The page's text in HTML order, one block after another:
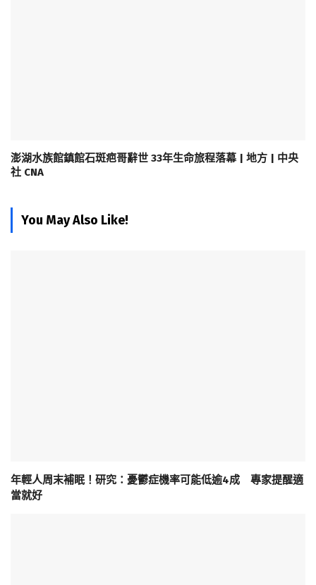
澎湖水族館鎮館石斑疤哥辭世 33年生命旅程落幕 | 地方 | 中央
社 CNA
You May Also Like!
年輕人周末補眠！研究：憂鬱症機率可能低逾4成 專家提醒適
當就好